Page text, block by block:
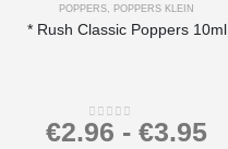
POPPERS POPPERS KLEIN
* Rush Classic Poppers 10ml
0out of 5
€2.96 - €3.95